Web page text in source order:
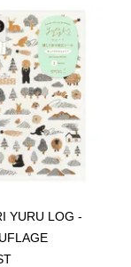
YURU LOG -